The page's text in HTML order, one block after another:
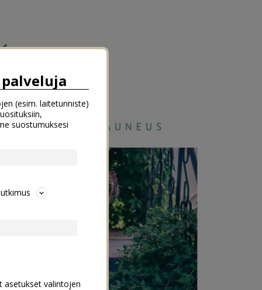
(esim. laitetunniste)
suostumuksesi
asetukset valintojen